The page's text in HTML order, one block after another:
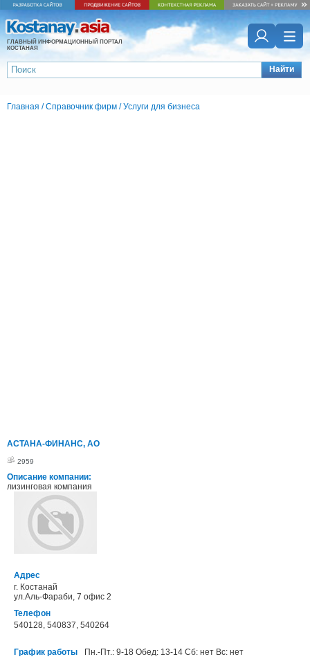
ГЛАВНЫЙ ИНФОРМАЦИОННЫЙ ПОРТАЛ
КОСТАНАЯ
Найти
Главная /Справочник фирм /Услуги для бизнеса
АСТАНА-ФИНАНС, АО
2959
Описание компании:
лизинговая компания
Адрес
г. Костанай
ул.Аль-Фараби, 7 офис 2
Телефон
540128, 540837, 540264
График работы Пн.-Пт.: 9-18 Обед: 13-14 Сб: нет Вс: нет